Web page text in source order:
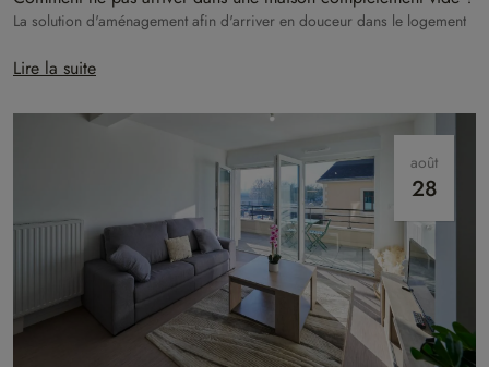
La solution d'aménagement afin d'arriver en douceur dans le logement
Lire la suite
août
28